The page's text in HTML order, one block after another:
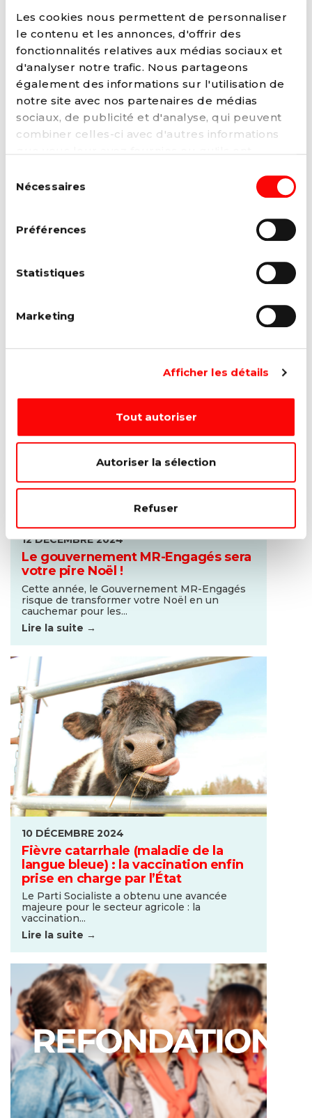
Les cookies nous permettent de personnaliser
le contenu et les annonces, d'offrir des
fonctionnalités relatives aux médias sociaux et
d'analyser notre trafic. Nous partageons
également des informations sur l'utilisation de
notre site avec nos partenaires de médias
sociaux, de publicité et d'analyse, qui peuvent
combiner celles-ci avec d'autres informations
services. Vous pouvez à tout moment modifier
politique
duNécessaires
Préférences
Statistiques
Marketing
Afficher les détails
Tout autoriser
Autoriser la sélection
Refuser
Alors que l’hiver s’installe et que les
températures chutent, le Gouvernement
MR/Engagés prend des décisions...
Lire la suite →
Pensions et budget Arizona : des
publiques revient au cœur de l'actualité avec...
12 DÉCEMBRE 2024
Le gouvernement MR-Engagés sera
votre pire Noël !
Cette année, le Gouvernement MR-Engagés
risque de transformer votre Noël en un
cauchemar pour les...
Lire la suite →
10 DÉCEMBRE 2024
Fièvre catarrhale (maladie de la
langue bleue) : la vaccination enfin
prise en charge par l’État
Le Parti Socialiste a obtenu une avancée
majeure pour le secteur agricole : la
vaccination...
Lire la suite →